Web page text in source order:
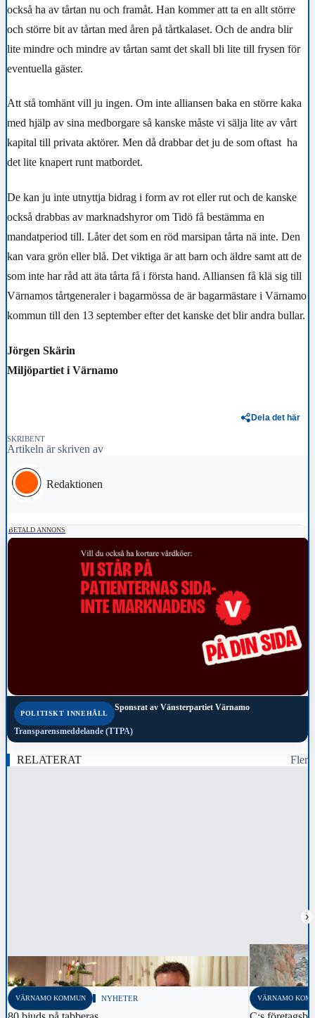
också ha av tårtan nu och framåt. Han kommer att ta en allt större
och större bit av tårtan med åren på tårtkalaset. Och de andra blir
lite mindre och mindre av tårtan samt det skall bli lite till frysen för
eventuella gäster.
Att stå tomhänt vill ju ingen. Om inte alliansen baka en större kaka
med hjälp av sina medborgare så kanske måste vi sälja lite av vårt
kapital till privata aktörer. Men då drabbar det ju de som oftast ha
det lite knapert runt matbordet.
De kan ju inte utnyttja bidrag i form av rot eller rut och de kanske
också drabbas av marknadshyror om Tidö få bestämma en
mandatperiod till. Låter det som en röd marsipan tårta nä inte. Den
kan vara grön eller blå. Det viktiga är att barn och äldre samt att de
som inte har råd att äta tårta få i första hand. Alliansen få klä sig till
Värnamos tårtgeneraler i bagarmössa de är bagarmästare i Värnamo
kommun till den 13 september efter det kanske det blir andra bullar.
Jörgen Skärin
Miljöpartiet i Värnamo
Dela det här
SKRIBENT
Artikeln är skriven av
Redaktionen
BETALD ANNONS
POLITISKT INNEHÅLL
Sponsrat av Vänsterpartiet Värnamo
Transparensmeddelande (TTPA)
RELATERAT Fler
›
VÄRNAMO KOMMUN NYHETER VÄRNAMO